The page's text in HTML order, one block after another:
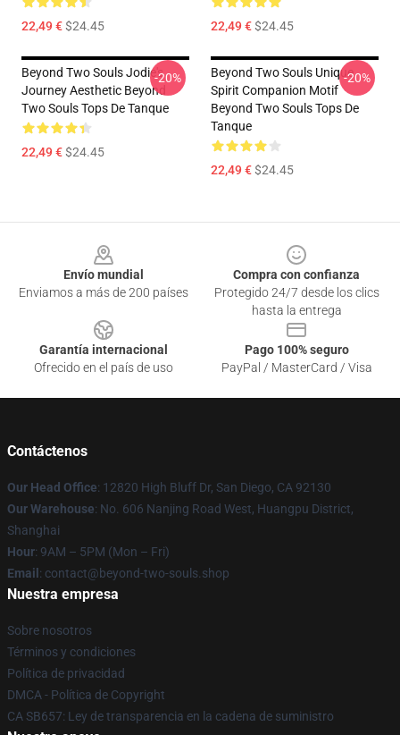
22,49 €$24.45 22,49 €$24.45
Beyond Two Souls Jodie's
Journey Aesthetic Beyond
Two Souls Tops De Tanque
22,49 €$24.45
-20%
Beyond Two Souls Unique
Spirit Companion Motif
Beyond Two Souls Tops De
Tanque
22,49 €$24.45
-20%
Envío mundial
Enviamos a más de 200 países
Compra con confianza
Protegido 24/7 desde los clics
hasta la entrega
Garantía internacional
Ofrecido en el país de uso
Pago 100% seguro
PayPal / MasterCard / Visa
Contáctenos
Our Head Office: 12820 High Bluff Dr, San Diego, CA 92130
Our Warehouse: No. 606 Nanjing Road West, Huangpu District,
Shanghai
Hour: 9AM – 5PM (Mon – Fri)
Email : contact@beyond-two-souls.shop
Nuestra empresa
Sobre nosotros
Términos y condiciones
Política de privacidad
DMCA - Política de Copyright
CA SB657: Ley de transparencia en la cadena de suministro